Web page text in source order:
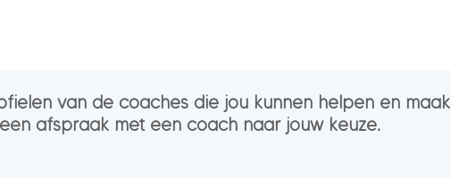
van de coaches die jou kunnen helpen en maak
afspraak met een coach naar jouw keuze.